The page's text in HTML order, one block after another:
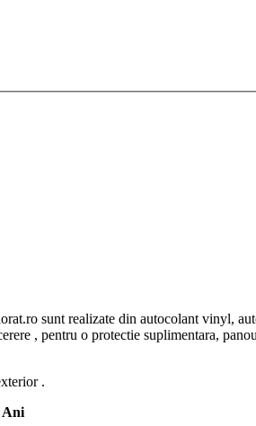
sunt realizate din autocolant vinyl,
, pentru o protectie suplimentara,
.
Ani